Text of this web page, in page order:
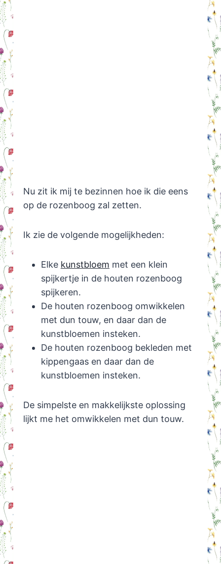
Nu zit ik mij te bezinnen hoe ik die eens
op de rozenboog zal zetten.
Ik zie de volgende mogelijkheden:
Elke kunstbloem met een klein
spijkertje in de houten rozenboog
spijkeren.
De houten rozenboog omwikkelen
met dun touw, en daar dan de
kunstbloemen insteken.
De houten rozenboog bekleden met
kippengaas en daar dan de
kunstbloemen insteken.
De simpelste en makkelijkste oplossing
lijkt me het omwikkelen met dun touw.